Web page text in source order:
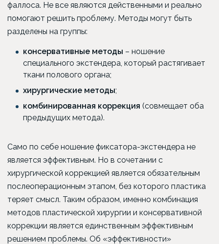
фаллоса. Не все являются действенными и реально
помогают решить проблему. Методы могут быть
разделены на группы:
консервативные методы – ношение
специального экстендера, который растягивает
ткани полового органа;
хирургические методы;
комбинированная коррекция (совмещает оба
предыдущих метода).
Само по себе ношение фиксатора-экстендера не
является эффективным. Но в сочетании с
хирургической коррекцией является обязательным
послеоперационным этапом, без которого пластика
теряет смысл. Таким образом, именно комбинация
методов пластической хирургии и консервативной
коррекции является единственным эффективным
решением проблемы. Об «эффективности»